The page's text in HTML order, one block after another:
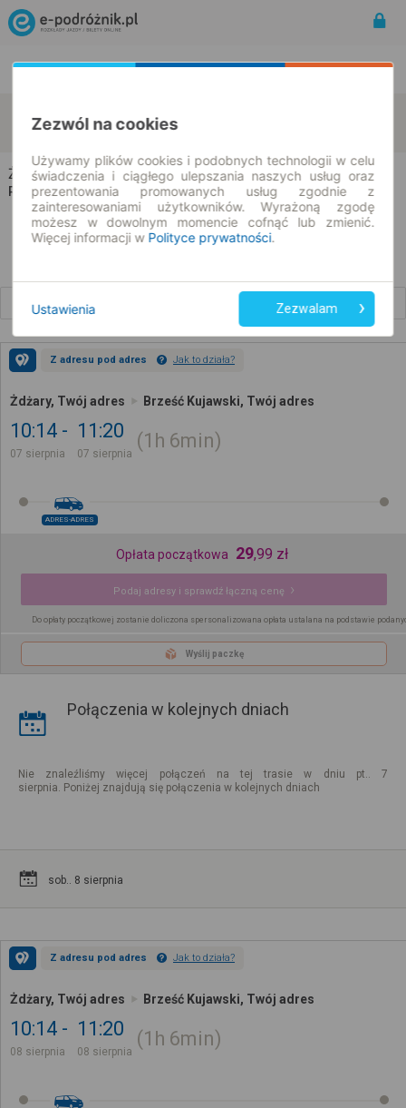
07.08.2026 | -- : --
Żdżary → Brześć Kujawski
Rozkład jazdy i bilety
Z adresu pod adres Jak to działa?
Żdżary, Twój adres Brześć Kujawski, Twój adres
10:14
07 sierpnia
11:20
07 sierpnia
1h 6min
ADRES-ADRES
Opłata początkowa 29,99 zł
Podaj adresy i sprawdź łączną cenę
Do opłaty początkowej zostanie doliczona spersonalizowana opłata ustalana na podstawie
Wyślij paczkę
Połączenia w kolejnych dniach
Nie znaleźliśmy więcej połączeń na tej trasie w dniu pt.. 7
sierpnia. Poniżej znajdują się połączenia w kolejnych dniach
sob.. 8 sierpnia
Z adresu pod adres Jak to działa?
Żdżary, Twój adres Brześć Kujawski, Twój adres
10:14
08 sierpnia
11:20
08 sierpnia
1h 6min
Zezwól na cookies
Używamy plików cookies i podobnych technologii w celu
świadczenia i ciągłego ulepszania naszych usług oraz
prezentowania promowanych usług zgodnie z
zainteresowaniami użytkowników. Wyrażoną zgodę
możesz w dowolnym momencie cofnąć lub zmienić.
Więcej informacji w Polityce prywatności.
Ustawienia Zezwalam